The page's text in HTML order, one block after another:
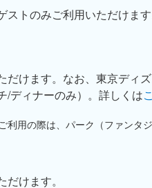
トのみご利用いただけます
けます。なお、東京ディ
/ディナーのみ）。詳しくは
用の際は、パーク（ファンタ
けます。